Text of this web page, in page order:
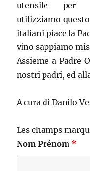
utensile per
utilizziamo
italiani piace la
vino sappiamo
Assieme a Padre
nostri padri, ed
A cura di Danilo
Les champs
Nom Prénom *